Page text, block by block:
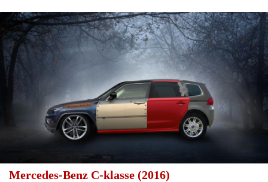
Mercedes-Benz C-klasse (2016)